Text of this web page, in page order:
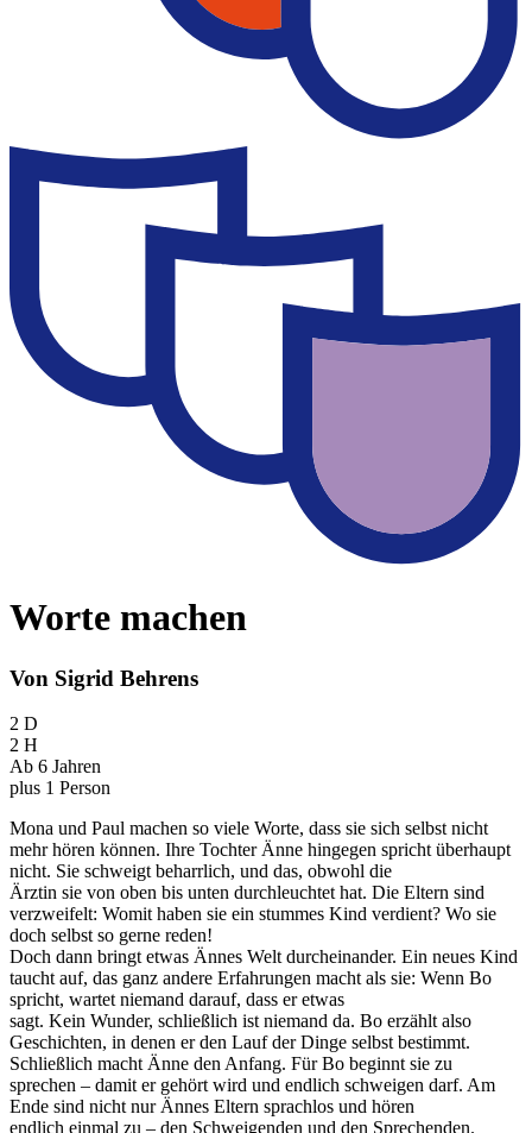
Worte machen
Von Sigrid Behrens
2 D
2 H
Ab 6 Jahren
plus 1 Person
Mona und Paul machen so viele Worte, dass sie sich selbst nicht
mehr hören können. Ihre Tochter Änne hingegen spricht überhaupt
nicht. Sie schweigt beharrlich, und das, obwohl die
Ärztin sie von oben bis unten durchleuchtet hat. Die Eltern sind
verzweifelt: Womit haben sie ein stummes Kind verdient? Wo sie
doch selbst so gerne reden!
Doch dann bringt etwas Ännes Welt durcheinander. Ein neues Kind
taucht auf, das ganz andere Erfahrungen macht als sie: Wenn Bo
spricht, wartet niemand darauf, dass er etwas
sagt. Kein Wunder, schließlich ist niemand da. Bo erzählt also
Geschichten, in denen er den Lauf der Dinge selbst bestimmt.
Schließlich macht Änne den Anfang. Für Bo beginnt sie zu
sprechen – damit er gehört wird und endlich schweigen darf. Am
Ende sind nicht nur Ännes Eltern sprachlos und hören
endlich einmal zu – den Schweigenden und den Sprechenden.